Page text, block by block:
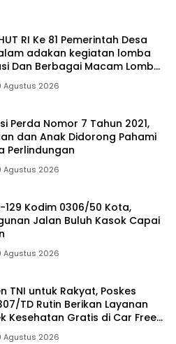
RI Ke 81 Pemerintah Desa
adakan kegiatan lomba
Dan Berbagai Macam Lomba
Agustus 2026
Perda Nomor 7 Tahun 2021,
dan Anak Didorong Pahami
Perlindungan
Agustus 2026
129 Kodim 0306/50 Kota,
Jalan Buluh Kasok Capai
Agustus 2026
TNI untuk Rakyat, Poskes
TD Rutin Berikan Layanan
Kesehatan Gratis di Car Free
Minggu
Agustus 2026